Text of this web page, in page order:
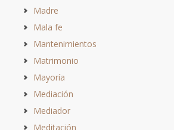
Madre
Mala fe
Mantenimientos
Matrimonio
Mayoría
Mediación
Mediador
Meditación